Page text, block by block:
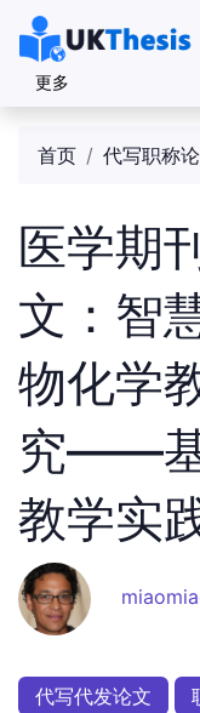
更多
首页 代写职称
医学期
文：​智
物化学
究——
教学实
代写代发论文